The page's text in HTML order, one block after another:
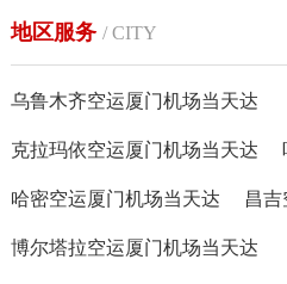
地区服务 / CITY
乌鲁木齐空运厦门机场当天达
克拉玛依空运厦门机场当天达
哈密空运厦门机场当天达 昌
博尔塔拉空运厦门机场当天达